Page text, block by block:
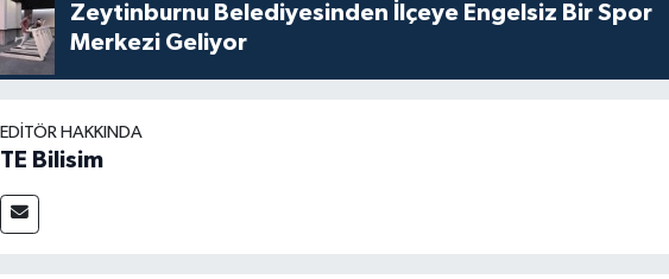
Zeytinburnu Belediyesinden İlçeye Engelsiz Bir Spor
Merkezi Geliyor
EDITÖR HAKKINDA
TE Bilisim